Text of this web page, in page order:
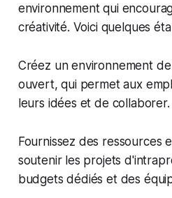
environnement qui
créativité. Voici quelques
Créez un environnement
ouvert, qui permet aux
leurs idées et de collaborer.
Fournissez des ressources
soutenir les projets
budgets dédiés et des